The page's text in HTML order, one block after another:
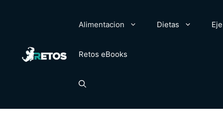
Alimentacion Dietas
Retos eBooks